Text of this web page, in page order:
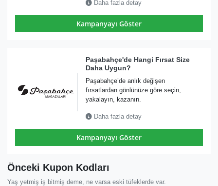
Daha fazla detay
Kampanyayı Göster
Paşabahçe'de Hangi Fırsat Size
Daha Uygun?
Paşabahçe’de anlık değişen
fırsatlardan gönlünüze göre seçin,
yakalayın, kazanın.
Daha fazla detay
Kampanyayı Göster
Önceki Kupon Kodları
Yaş yetmiş iş bitmiş deme, ne varsa eski tüfeklerde var.